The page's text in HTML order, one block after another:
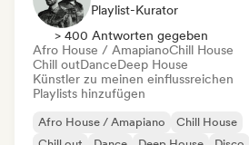
Playlist-Kurator
> 400 Antworten gegeben
Afro House / AmapianoChill House
Chill outDanceDeep House
Künstler zu meinen einflussreichen
Playlists hinzufügen
Afro House / Amapiano
Chill House